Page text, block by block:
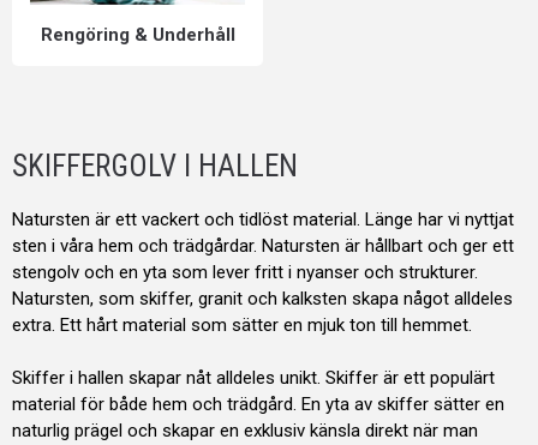
Rengöring & Underhåll
SKIFFERGOLV I HALLEN
Natursten är ett vackert och tidlöst material. Länge har vi nyttjat
sten i våra hem och trädgårdar. Natursten är hållbart och ger ett
stengolv och en yta som lever fritt i nyanser och strukturer.
Natursten, som skiffer, granit och kalksten skapa något alldeles
extra. Ett hårt material som sätter en mjuk ton till hemmet.
Skiffer i hallen skapar nåt alldeles unikt. Skiffer är ett populärt
material för både hem och trädgård. En yta av skiffer sätter en
naturlig prägel och skapar en exklusiv känsla direkt när man